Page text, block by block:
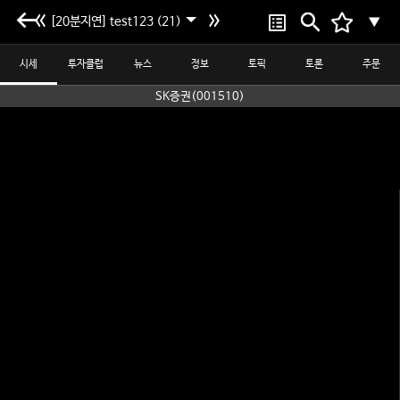
[20분지연] test123 (21) ▼
시세 투자클럽 뉴스 정보 토픽 토론 주문
SK증권(001510)